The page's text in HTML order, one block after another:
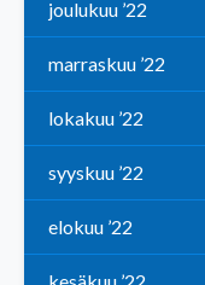
joulukuu ’22
marraskuu ’22
lokakuu ’22
syyskuu ’22
elokuu ’22
kesäkuu ’22